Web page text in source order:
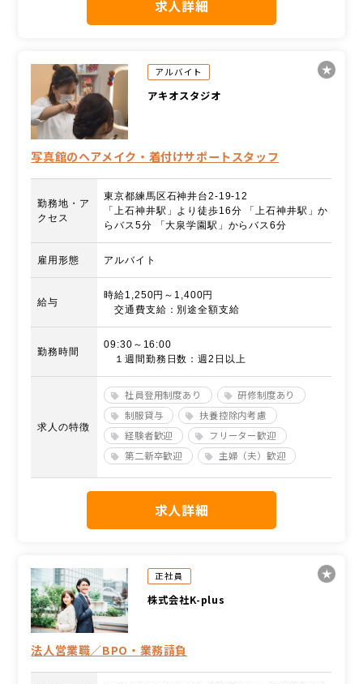
求人詳細
アルバイト
アキオスタジオ
写真館のヘアメイク・着付けサポートスタッフ
勤務地・ア
クセス
東京都練馬区石神井台2-19-12
「上石神井駅」より徒歩16分 「上石神井駅」か
らバス5分 「大泉学園駅」からバス6分
雇用形態 アルバイト
給与
時給1,250円～1,400円
交通費支給：別途全額支給
勤務時間
09:30～16:00
１週間勤務日数：週2日以上
求人の特徴
社員登用制度あり
研修制度あり
制服貸与
扶養控除内考慮
経験者歓迎
フリーター歓迎
第二新卒歓迎
主婦（夫）歓迎
求人詳細
正社員
株式会社K-plus
法人営業職／BPO・業務請負